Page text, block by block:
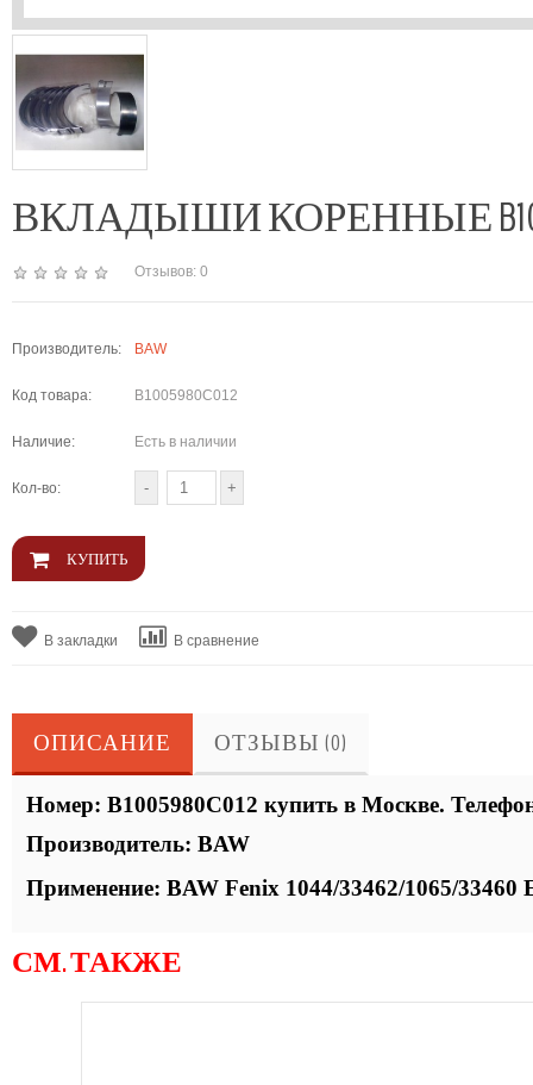
ВКЛАДЫШИ КОРЕННЫЕ
Отзывов: 0
Производитель: BAW
Код товара: B1005980C012
Наличие: Есть в наличии
Кол-во:
В закладки В сравнение
ОПИСАНИЕ ОТЗЫВЫ (0)
Номер: B1005980C012 купить в Москве.
Производитель: BAW
Применение: BAW Fenix 1044/33462/1065/33460
СМ. ТАКЖЕ